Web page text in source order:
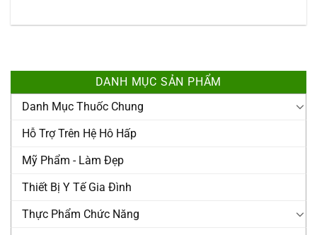
DANH MỤC SẢN PHẨM
Danh Mục Thuốc Chung
Hỗ Trợ Trên Hệ Hô Hấp
Mỹ Phẩm - Làm Đẹp
Thiết Bị Y Tế Gia Đình
Thực Phẩm Chức Năng